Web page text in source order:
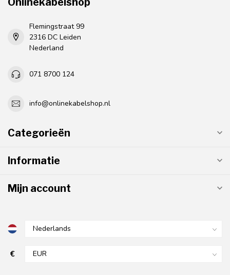
Flemingstraat 99
2316 DC Leiden
Nederland
071 8700 124
info@onlinekabelshop.nl
Categorieën
Informatie
Mijn account
€